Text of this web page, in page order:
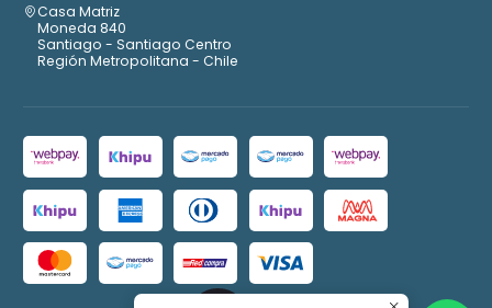
Casa Matriz
Moneda 840
Santiago - Santiago Centro
Región Metropolitana - Chile